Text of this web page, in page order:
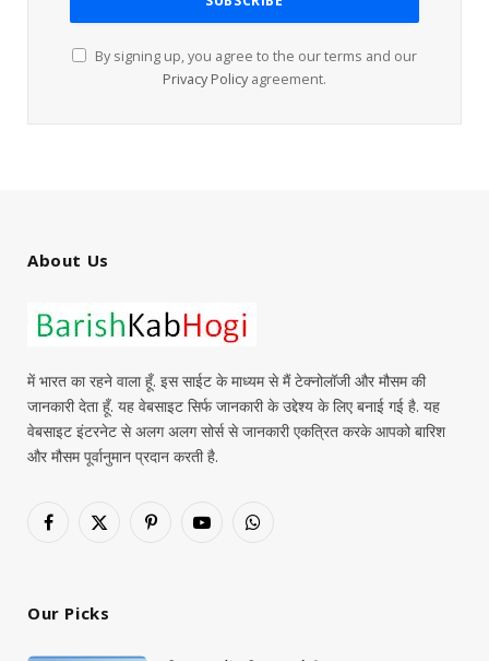
By signing up, you agree to the our terms and our
Privacy Policy agreement.
About Us
में भारत का रहने वाला हूँ. इस साईट के माध्यम से मैं टेक्नोलॉजी और मौसम की
जानकारी देता हूँ. यह वेबसाइट सिर्फ जानकारी के उद्देश्य के लिए बनाई गई है. यह
वेबसाइट इंटरनेट से अलग अलग सोर्स से जानकारी एकत्रित करके आपको बारिश
और मौसम पूर्वानुमान प्रदान करती है.
Facebook
X
PinterestYouTubeWhatsApp
Our Picks